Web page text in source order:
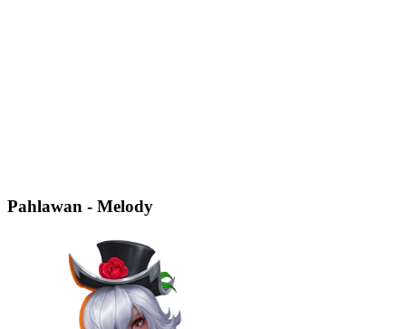
Pahlawan - Melody